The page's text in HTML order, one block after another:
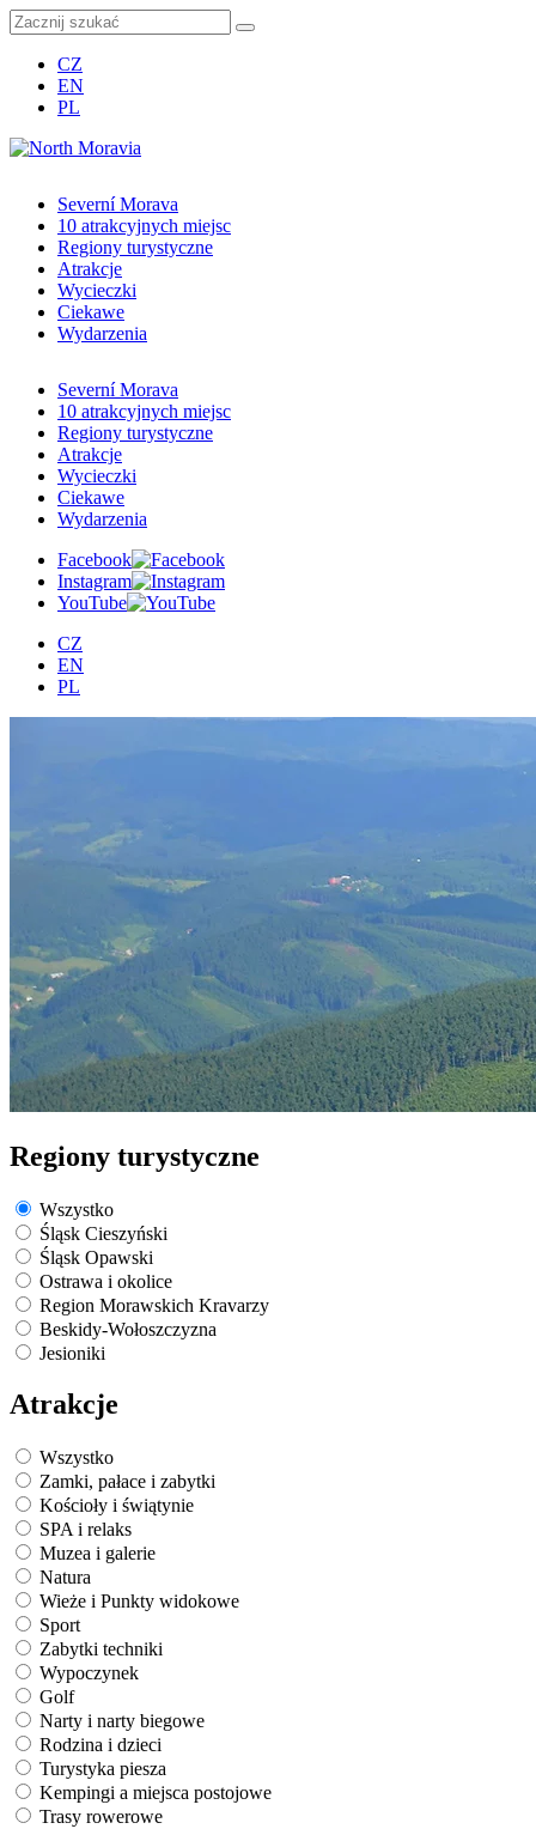
CZ
EN
PL
Severní Morava
10 atrakcyjnych miejsc
Regiony turystyczne
Atrakcje
Wycieczki
Ciekawe
Wydarzenia
Severní Morava
10 atrakcyjnych miejsc
Regiony turystyczne
Atrakcje
Wycieczki
Ciekawe
Wydarzenia
Facebook
Instagram
YouTube
CZ
EN
PL
Regiony turystyczne
Wszystko
Śląsk Cieszyński
Śląsk Opawski
Ostrawa i okolice
Region Morawskich Kravarzy
Beskidy-Wołoszczyzna
Jesioniki
Atrakcje
Wszystko
Zamki, pałace i zabytki
Kościoły i świątynie
SPA i relaks
Muzea i galerie
Natura
Wieże i Punkty widokowe
Sport
Zabytki techniki
Wypoczynek
Golf
Narty i narty biegowe
Rodzina i dzieci
Turystyka piesza
Kempingi a miejsca postojowe
Trasy rowerowe